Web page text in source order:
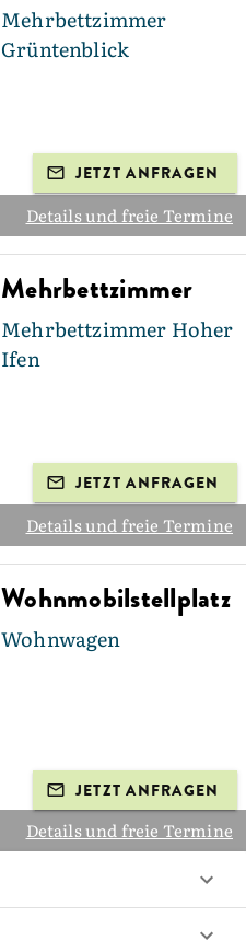
Mehrbettzimmer
Grüntenblick
JETZT ANFRAGEN
Details und freie Termine
Mehrbettzimmer
Mehrbettzimmer Hoher
Ifen
JETZT ANFRAGEN
Details und freie Termine
Wohnmobilstellplatz
Wohnwagen
JETZT ANFRAGEN
Details und freie Termine